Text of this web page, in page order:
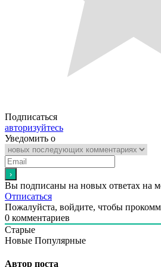
Подписаться
авторизуйтесь
Уведомить о
Вы подписаны на новых ответах на
Отписаться
Пожалуйста, войдите, чтобы
0 комментариев
Старые
Новые Популярные
Автор поста